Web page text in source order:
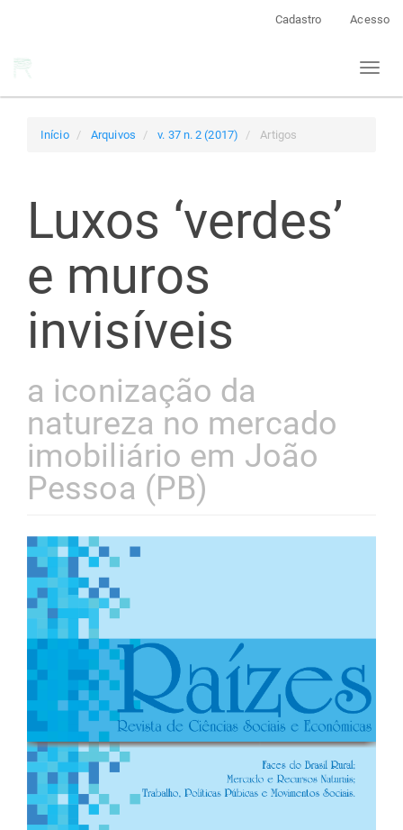
Cadastro Acesso
Toggle
Início Arquivos v. 37 n. 2 (2017) Artigos
Luxos ‘verdes’
e muros
invisíveis
a iconização da
natureza no mercado
imobiliário em João
Pessoa (PB)
Barra
lateral
de
artigos